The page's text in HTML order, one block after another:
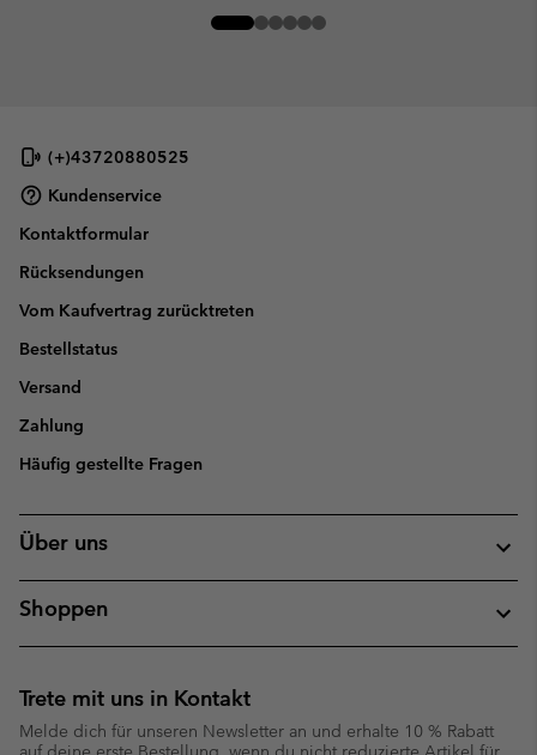
(+)43720880525
Kundenservice
Kontaktformular
Rücksendungen
Vom Kaufvertrag zurücktreten
Bestellstatus
Versand
Zahlung
Häufig gestellte Fragen
Über uns
Shoppen
Trete mit uns in Kontakt
Melde dich für unseren Newsletter an und erhalte 10 % Rabatt